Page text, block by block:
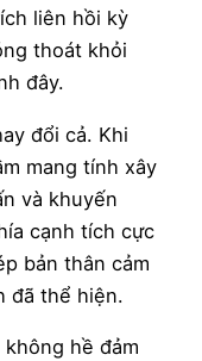
liên hồi kỳ
thoát khỏi
đây.
đổi cả. Khi
mang tính xây
và khuyến
cạnh tích cực
bản thân cảm
đã thể hiện.
hề đảm